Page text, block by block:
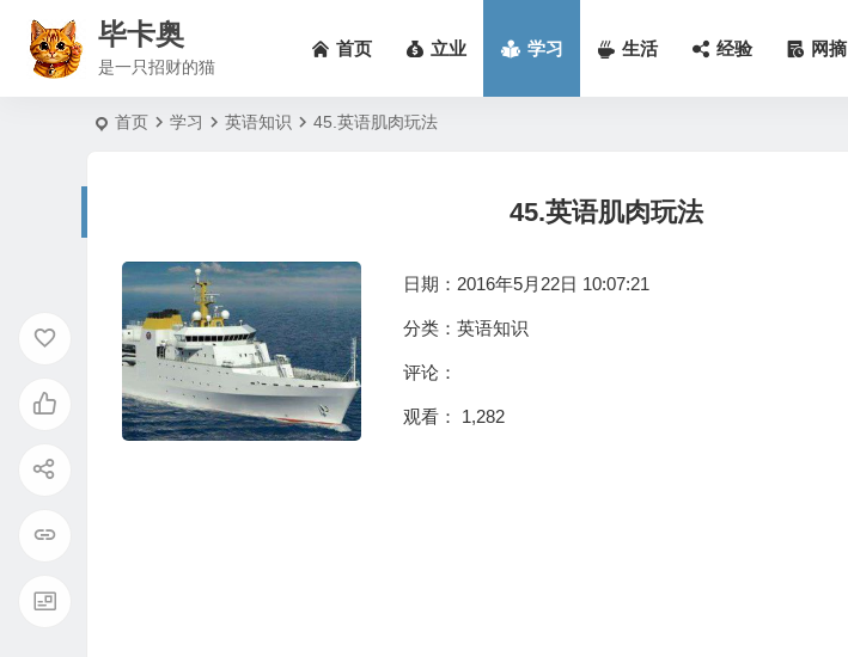
毕卡奥
是一只招财的猫
首页 立业 学习 生活 经验 网摘
首页 学习 英语知识 45.英语肌肉玩法
45.英语肌肉玩法
日期：2016年5月22日 10:07:21
分类： 英语知识
评论：
观看： 1,282